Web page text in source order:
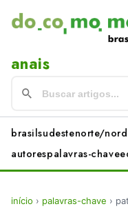
anais
brasilsudestenorte/
autorespalavras-chave
início › palavras-chave ›